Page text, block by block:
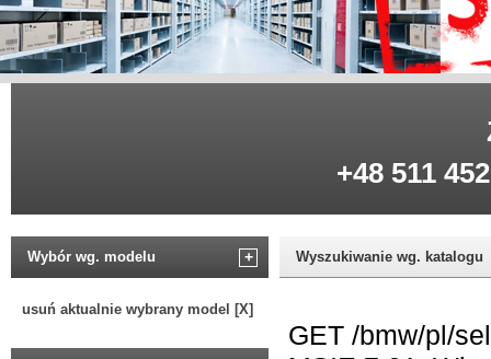
+48 511
Wybór wg. modelu +
usuń aktualnie wybrany model [X]
Wyszukiwanie wg. katalogu